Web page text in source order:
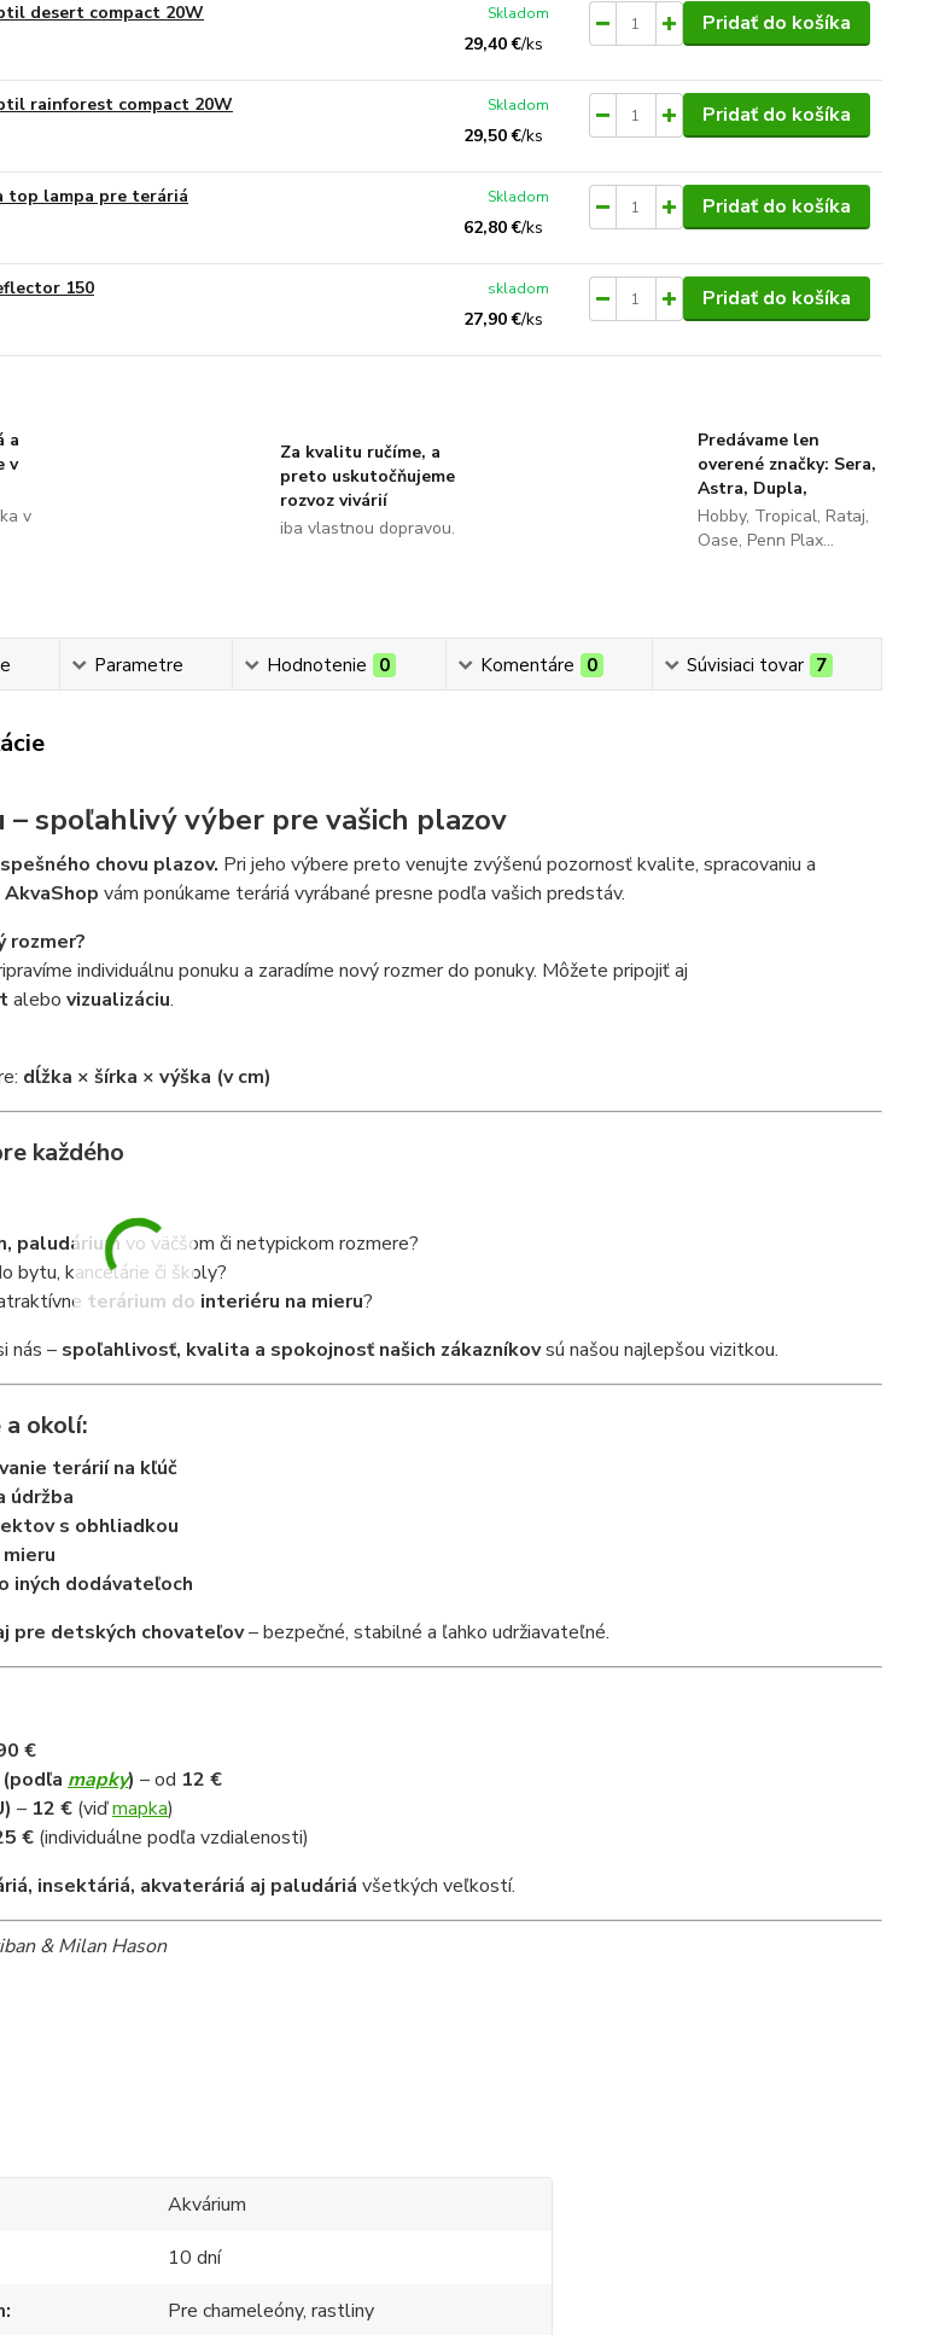
desert compact 20W
29,40 €/ks
Skladom Pridať do košíka
rainforest compact 20W
29,50 €/ks
Skladom Pridať do košíka
top lampa pre teráriá
62,80 €/ks
Skladom Pridať do košíka
150
27,90 €/ks
skladom Pridať do košíka
a
v
v
Za kvalitu ručíme, a
preto uskutočňujeme
rozvoz vivárií
iba vlastnou dopravou.
Predávame len
overené značky: Sera,
Astra, Dupla,
Hobby, Tropical, Rataj,
Oase, Penn Plax...
Parametre Hodnotenie 0 Komentáre 0 Súvisiaci tovar 7
– spoľahlivý výber pre vašich plazov
chovu plazov. Pri jeho výbere preto venujte zvýšenú pozornosť kvalite, spracovaniu a
AkvaShop vám ponúkame teráriá vyrábané presne podľa vašich predstáv.
rozmer?
individuálnu ponuku a zaradíme nový rozmer do ponuky. Môžete pripojiť aj
alebo vizualizáciu.
dĺžka × šírka × výška (v cm)
každého
paludáriumvo väčšom či netypickom rozmere?
bytu, kancelárie či školy?
terárium do interiéru na mieru?
nás – spoľahlivosť, kvalita a spokojnosť našich zákazníkovsú našou najlepšou vizitkou.
okolí:
terárií na kľúč
údržba
s obhliadkou
iných dodávateľoch
pre detských chovateľov– bezpečné, stabilné a ľahko udržiavateľné.
€
mapky) – od 12 €
– 12 €(viďmapka)
€(individuálne podľa vzdialenosti)
insektáriá, akvateráriá aj paludáriá všetkých veľkostí.
& Milan Hason
Akvárium
10 dní
Pre chameleóny, rastliny